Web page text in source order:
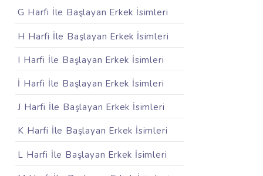
G Harfi İle Başlayan Erkek İsimleri
H Harfi İle Başlayan Erkek İsimleri
I Harfi İle Başlayan Erkek İsimleri
İ Harfi İle Başlayan Erkek İsimleri
J Harfi İle Başlayan Erkek İsimleri
K Harfi İle Başlayan Erkek İsimleri
L Harfi İle Başlayan Erkek İsimleri